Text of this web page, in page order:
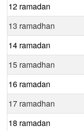
12 ramadan
13 ramadhan
14 ramadan
15 ramadhan
16 ramadan
17 ramadhan
18 ramadan